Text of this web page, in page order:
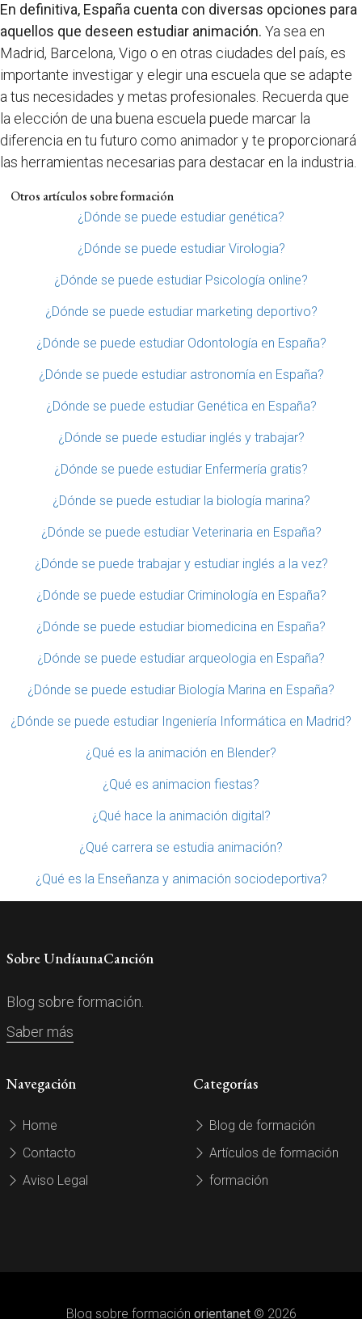
En definitiva, España cuenta con diversas opciones para
aquellos que deseen estudiar animación. Ya sea en
Madrid, Barcelona, Vigo o en otras ciudades del país, es
importante investigar y elegir una escuela que se adapte
a tus necesidades y metas profesionales. Recuerda que
la elección de una buena escuela puede marcar la
diferencia en tu futuro como animador y te proporcionará
las herramientas necesarias para destacar en la industria.
Otros artículos sobre formación
¿Dónde se puede estudiar genética?
¿Dónde se puede estudiar Virologia?
¿Dónde se puede estudiar Psicología online?
¿Dónde se puede estudiar marketing deportivo?
¿Dónde se puede estudiar Odontología en España?
¿Dónde se puede estudiar astronomía en España?
¿Dónde se puede estudiar Genética en España?
¿Dónde se puede estudiar inglés y trabajar?
¿Dónde se puede estudiar Enfermería gratis?
¿Dónde se puede estudiar la biología marina?
¿Dónde se puede estudiar Veterinaria en España?
¿Dónde se puede trabajar y estudiar inglés a la vez?
¿Dónde se puede estudiar Criminología en España?
¿Dónde se puede estudiar biomedicina en España?
¿Dónde se puede estudiar arqueologia en España?
¿Dónde se puede estudiar Biología Marina en España?
¿Dónde se puede estudiar Ingeniería Informática en Madrid?
¿Qué es la animación en Blender?
¿Qué es animacion fiestas?
¿Qué hace la animación digital?
¿Qué carrera se estudia animación?
¿Qué es la Enseñanza y animación sociodeportiva?
Sobre UndíaunaCanción
Blog sobre formación.
Saber más
Navegación
Home
Contacto
Aviso Legal
Categorías
Blog de formación
Artículos de formación
formación
Blog sobre formación orientanet© 2026